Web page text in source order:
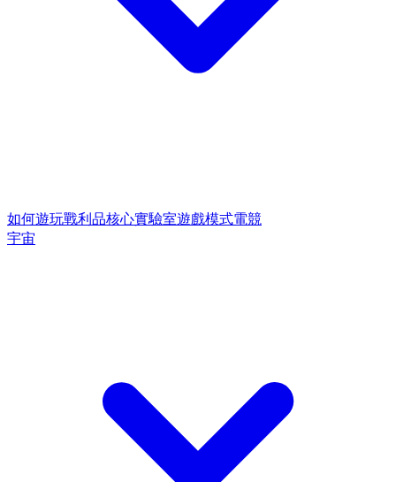
如何遊玩戰利品核心實驗室遊戲模式電競
宇宙